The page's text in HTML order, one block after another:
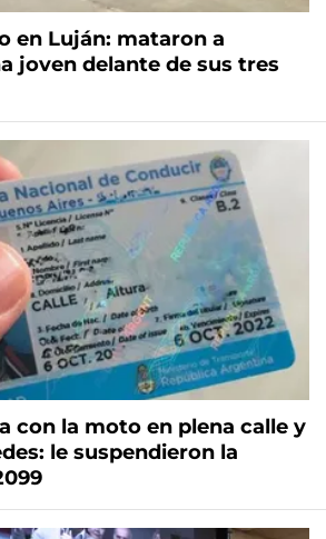
en Luján: mataron a
joven delante de sus tres
con la moto en plena calle y
le suspendieron la